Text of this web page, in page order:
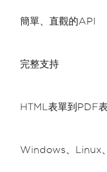
簡單、直觀的API
完整支持
HTML表單到PDF
Windows、Linux